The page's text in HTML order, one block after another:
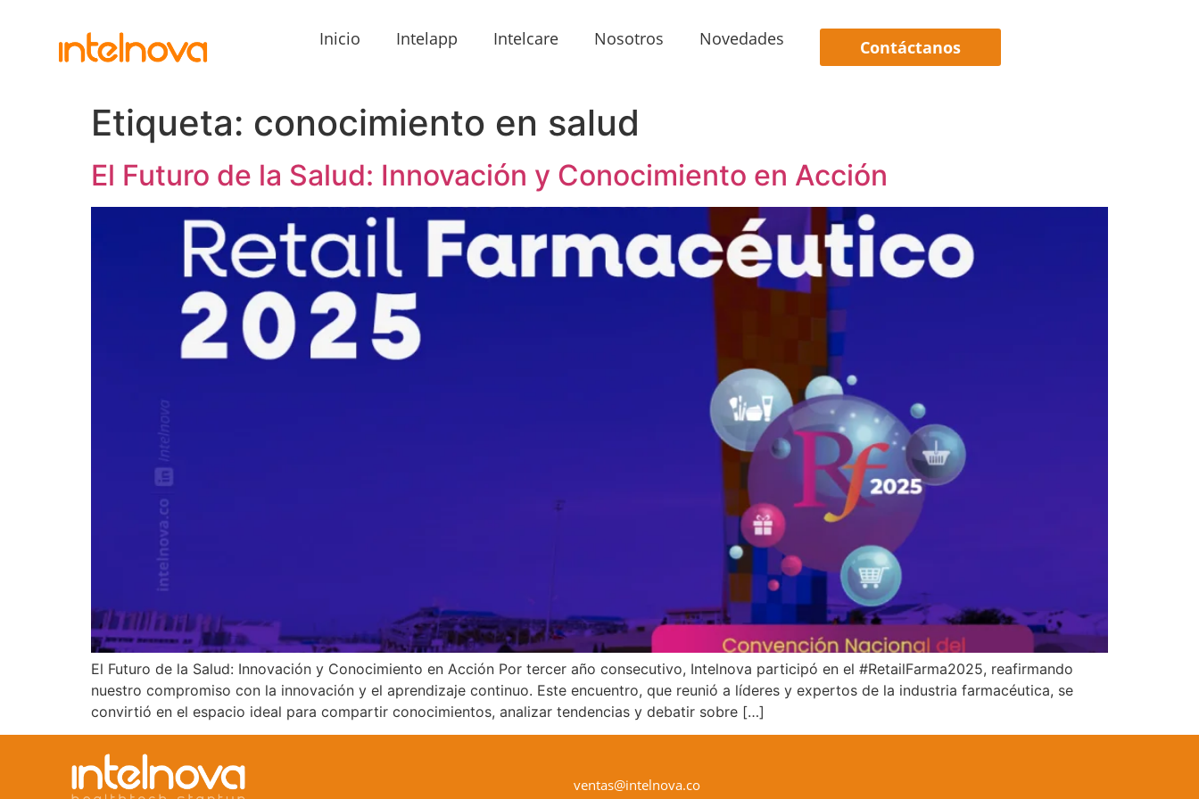
Inicio Intelapp Intelcare Nosotros Novedades Contáctanos
Etiqueta: conocimiento en salud
El Futuro de la Salud: Innovación y Conocimiento en Acción
El Futuro de la Salud: Innovación y Conocimiento en Acción Por tercer año consecutivo, Intelnova participó en el #RetailFarma2025, reafirmando
nuestro compromiso con la innovación y el aprendizaje continuo. Este encuentro, que reunió a líderes y expertos de la industria farmacéutica, se
convirtió en el espacio ideal para compartir conocimientos, analizar tendencias y debatir sobre […]
ventas@intelnova.co